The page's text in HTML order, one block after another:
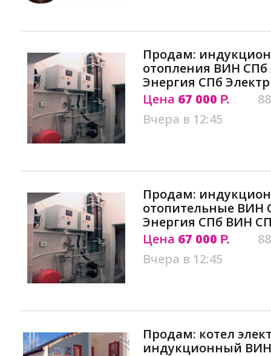
Продам:
отопления ВИН СПб
Энергия СПб
Цена 67 000 Р.
Вчера в 12:45
Продам:
отопительные ВИН
Энергия СПб ВИН
Цена 67 000 Р.
Вчера в 12:45
Продам: котел
индукционный